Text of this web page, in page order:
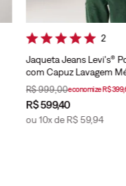
2
Jaqueta Jeans Levi's®
com Capuz Lavagem
R$ 999,00economizeR$399,
R$599,40
ou10x deR$ 59,94